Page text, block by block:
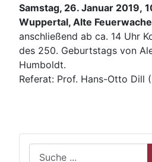
Samstag, 26. Januar 2019,
Wuppertal, Alte
anschließend ab ca. 14 Uhr
des 250. Geburtstags von
Humboldt.
Referat: Prof. Hans-Otto Dill